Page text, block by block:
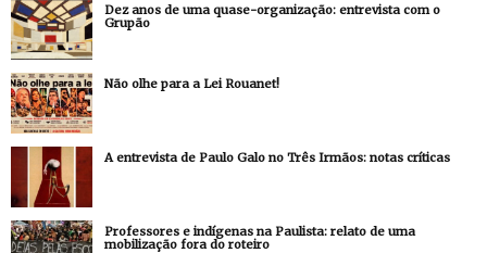
Dez anos de uma quase-organização: entrevista com o
Grupão
Não olhe para a Lei Rouanet!
A entrevista de Paulo Galo no Três Irmãos: notas críticas
Professores e indígenas na Paulista: relato de uma
mobilização fora do roteiro